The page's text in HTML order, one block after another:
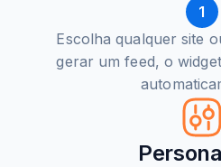
1
Escolha qualquer site
gerar um feed, o